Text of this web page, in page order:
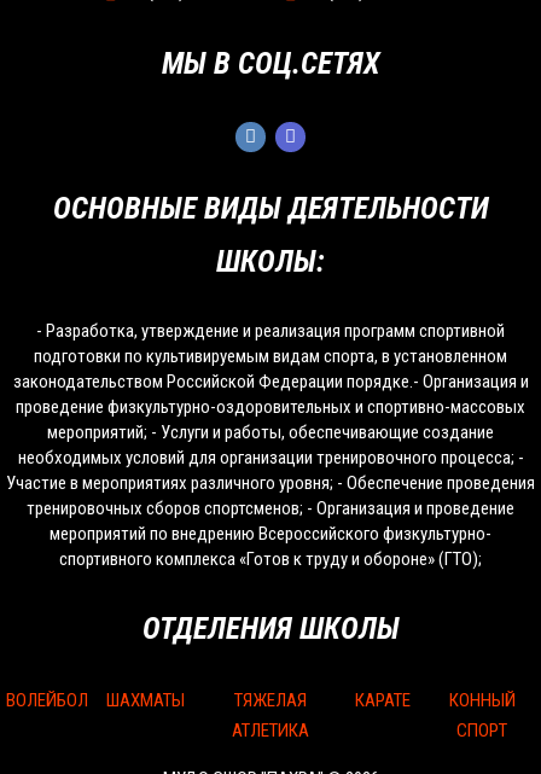
ОСНОВНЫЕ ВИДЫ ДЕЯТЕЛЬНОСТИ
ШКОЛЫ:
- Разработка, утверждение и реализация программ спортивной
подготовки по культивируемым видам спорта, в установленном
законодательством Российской Федерации порядке.- Организация и
проведение физкультурно-оздоровительных и спортивно-массовых
мероприятий; - Услуги и работы, обеспечивающие создание
необходимых условий для организации тренировочного процесса; -
Участие в мероприятиях различного уровня; - Обеспечение проведения
тренировочных сборов спортсменов; - Организация и проведение
мероприятий по внедрению Всероссийского физкультурно-
спортивного комплекса «Готов к труду и обороне» (ГТО);
ОТДЕЛЕНИЯ ШКОЛЫ
ВОЛЕЙБОЛ ШАХМАТЫ
ТЯЖЕЛАЯ
АТЛЕТИКА
КАРАТЕ
КОННЫЙ
СПОРТ
МЫ В СОЦ.СЕТЯХ